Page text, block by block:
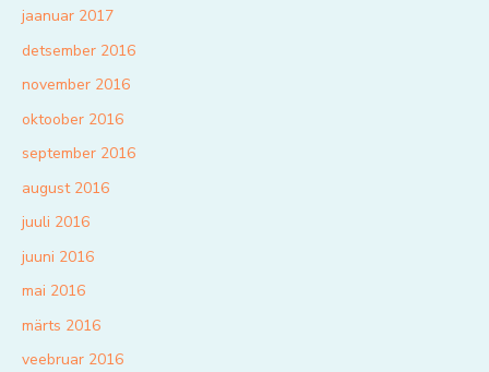
jaanuar 2017
detsember 2016
november 2016
oktoober 2016
september 2016
august 2016
juuli 2016
juuni 2016
mai 2016
märts 2016
veebruar 2016